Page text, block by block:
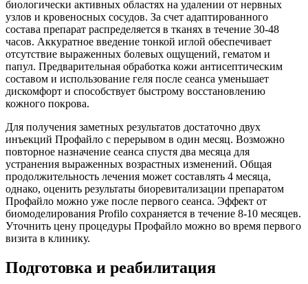
биологически активных областях на удалении от нервных
узлов и кровеносных сосудов. За счет адаптированного
состава препарат распределяется в тканях в течение 30-48
часов. Аккуратное введение тонкой иглой обеспечивает
отсутствие выраженных болевых ощущений, гематом и
папул. Предварительная обработка кожи антисептическим
составом и использование геля после сеанса уменьшает
дискомфорт и способствует быстрому восстановлению
кожного покрова.
Для получения заметных результатов достаточно двух
инъекций Профайло с перерывом в один месяц. Возможно
повторное назначение сеанса спустя два месяца для
устранения выраженных возрастных изменений. Общая
продолжительность лечения может составлять 4 месяца,
однако, оценить результаты биоревитализации препаратом
Профайло можно уже после первого сеанса. Эффект от
биомоделирования Profilo сохраняется в течение 8-10 месяцев.
Уточнить цену процедуры Профайло можно во время первого
визита в клинику.
Подготовка и реабилитация